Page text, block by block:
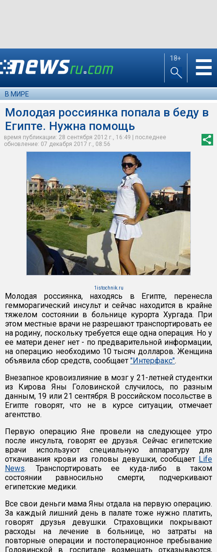
18+ ☰
В МИРЕ
Молодая россиянка попала в беду в
Египте. Нужна помощь
время публикации: 28 сентября 2012 г., 16:49 | последнее
обновление: 07 декабря 2017 г., 08:56
1istochnik.ru
Молодая россиянка, находясь в Египте, перенесла
гемморагический инсульт и сейчас находится в крайне
тяжелом состоянии в больнице курорта Хургада. При
этом местные врачи не разрешают транспортировать ее
на родину, поскольку требуется еще одна операция. Но у
ее матери денег нет - по предварительной информации,
на операцию необходимо 10 тысяч долларов. Женщина
объявила сбор средств, сообщает "Интерфакс".
Внезапное кровоизлияние в мозг у 21-летней студентки
из Кирова Яны Головинской случилось, по разным
данным, 19 или 21 сентября. В российском посольстве в
Египте говорят, что не в курсе ситуации, отмечает
агентство.
Первую операцию Яне провели на следующее утро
после инсульта, говорят ее друзья. Сейчас египетские
врачи используют специальную аппаратуру для
откачивания крови из головы девушки, сообщает Life
News. Транспортировать ее куда-либо в таком
состоянии равносильно смерти, подчеркивают
египетские медики.
Все свои деньги мама Яны отдала на первую операцию.
За каждый лишний день в палате тоже нужно платить,
говорят друзья девушки. Страховщики покрывают
расходы на лечение в больнице, но затраты на
повторные операции и постоперационное пребывание
Головинской в госпитале возмещать отказываются,